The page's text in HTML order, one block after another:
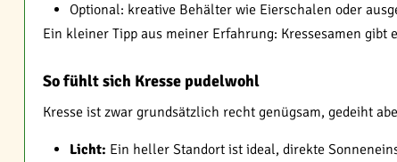
Optional: kreative Behälter wie Eierschalen oder
Ein kleiner Tipp aus meiner Erfahrung: Kressesamen
So fühlt sich Kresse pudelwohl
Kresse ist zwar grundsätzlich recht genügsam, gedeiht
Licht: Ein heller Standort ist ideal, direkte